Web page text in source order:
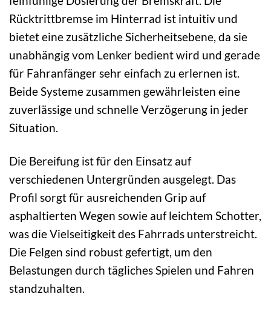
Rücktrittbremse im Hinterrad ist intuitiv und
bietet eine zusätzliche Sicherheitsebene, da sie
unabhängig vom Lenker bedient wird und gerade
für Fahranfänger sehr einfach zu erlernen ist.
Beide Systeme zusammen gewährleisten eine
zuverlässige und schnelle Verzögerung in jeder
Situation.
Die Bereifung ist für den Einsatz auf
verschiedenen Untergründen ausgelegt. Das
Profil sorgt für ausreichenden Grip auf
asphaltierten Wegen sowie auf leichtem Schotter,
was die Vielseitigkeit des Fahrrads unterstreicht.
Die Felgen sind robust gefertigt, um den
Belastungen durch tägliches Spielen und Fahren
standzuhalten.